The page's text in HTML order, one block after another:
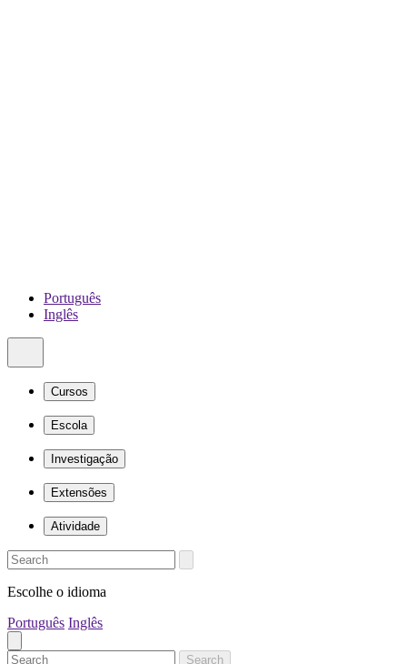
Português
Inglês
Cursos
Escola
Investigação
Extensões
Atividade
Escolhe o idioma
Português Inglês
Search